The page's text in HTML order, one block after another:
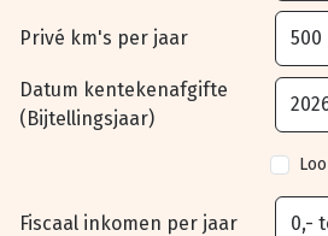
Privé km's per jaar
Datum kentekenafgifte
(Bijtellingsjaar)
Fiscaal inkomen per jaar